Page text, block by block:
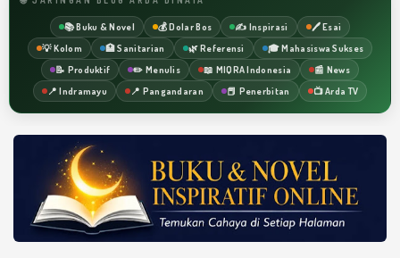
📚 Buku & Novel 💰 Dolar Bos ✍️ Inspirasi
🖊️ Esai
💡 Kolom
🏥 Sanitarian 🌿 Referensi
🎓 Mahasiswa Sukses
📝 Produktif
✏️ Menulis 📖 MIQRA Indonesia
📰 News
📍 Indramayu
📍 Pangandaran 📕 Penerbitan 📺 Arda TV